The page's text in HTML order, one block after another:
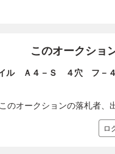
このオークショ
ル Ａ４－Ｓ ４穴 フ－
このオークションの落札者、
ロ